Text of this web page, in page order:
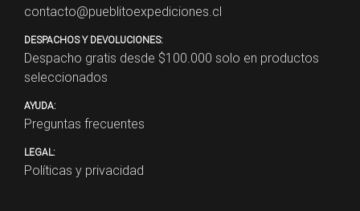
contacto@pueblitoexpediciones.cl
DESPACHOS Y DEVOLUCIONES:
Despacho gratis desde $100.000 solo en productos
seleccionados
AYUDA:
Preguntas frecuentes
LEGAL:
Políticas y privacidad